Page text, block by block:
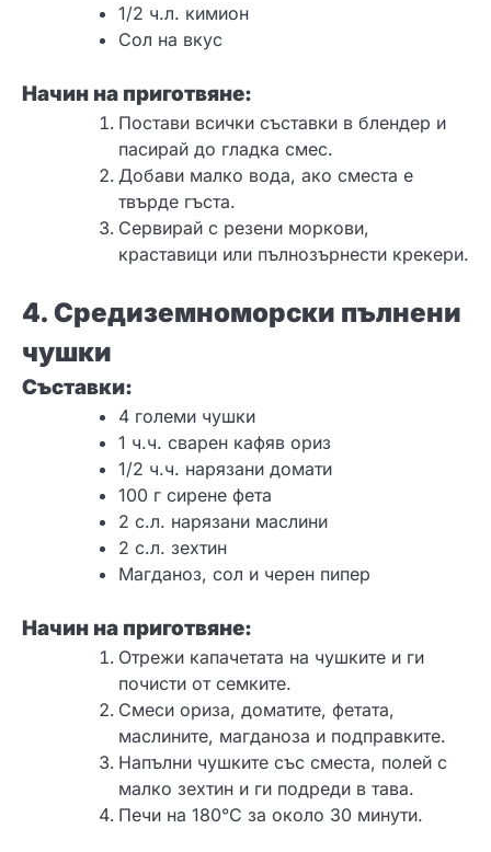
1/2 ч.л. кимион
Сол на вкус
Начин на приготвяне:
Постави всички съставки в блендер и
пасирай до гладка смес.
Добави малко вода, ако сместа е
твърде гъста.
Сервирай с резени моркови,
краставици или пълнозърнести крекери.
4. Средиземноморски пълнени
чушки
Съставки:
4 големи чушки
1 ч.ч. сварен кафяв ориз
1/2 ч.ч. нарязани домати
100 г сирене фета
2 с.л. нарязани маслини
2 с.л. зехтин
Магданоз, сол и черен пипер
Начин на приготвяне:
Отрежи капачетата на чушките и ги
почисти от семките.
Смеси ориза, доматите, фетата,
маслините, магданоза и подправките.
Напълни чушките със сместа, полей с
малко зехтин и ги подреди в тава.
Печи на 180°C за около 30 минути.